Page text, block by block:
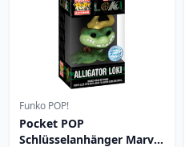
Funko POP!
Pocket POP
Schlüsselanhänger Marvel